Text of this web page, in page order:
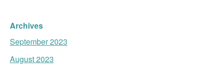
Archives
September 2023
August 2023